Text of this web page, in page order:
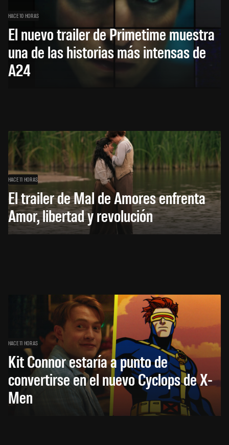
HACE 10 HORAS
El nuevo trailer de Primetime muestra
una de las historias más intensas de
A24
HACE 11 HORAS
El trailer de Mal de Amores enfrenta
Amor, libertad y revolución
HACE 11 HORAS
Kit Connor estaría a punto de
convertirse en el nuevo Cyclops de X-
Men